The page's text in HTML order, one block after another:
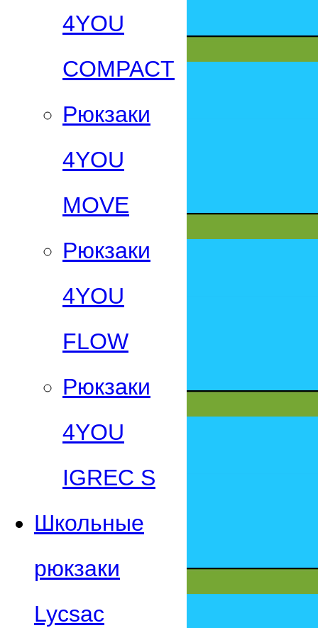
4YOU
СOMPACT
Рюкзаки
4YOU
MOVE
Рюкзаки
4YOU
FLOW
Рюкзаки
4YOU
IGREC S
Школьные
рюкзаки
Lycsac